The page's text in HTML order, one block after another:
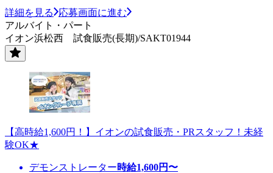
詳細を見る
応募画面に進む
アルバイト・パート
イオン浜松西 試食販売(長期)/SAKT01944
【高時給1,600円！】イオンの試食販売・PRスタッフ！未経
験OK★
デモンストレーター時給1,600円〜